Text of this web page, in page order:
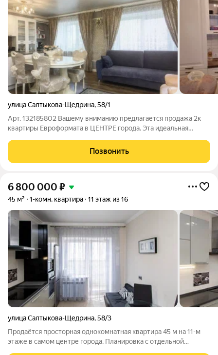
улица Салтыкова-Щедрина,58/1
Арт. 132185802 Вашему вниманию предлагается продажа 2к
квартиры Евроформата в ЦЕНТРЕ города. Этa идеaльнaя
функциональность, Планировка состоит из двух раздельных
комнат, просторной
Позвонить
6 800 000 ₽
45 м² 1-комн. квартира 11 этаж из 16
улица Салтыкова-Щедрина,58/3
Продаётся просторная однокомнатная квартира 45 м на 11-м
этаже в самом центре города. Планировка с отдельной